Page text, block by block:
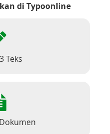
di Typoonline
Teks